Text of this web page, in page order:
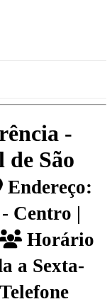
-
São
Endereço:
Centro |
Horário
a Sexta-
Telefone